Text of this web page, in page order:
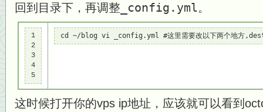
回到目录下，再调整 _config.yml。
1
2
3
4
5
cd ~/blog vi _config.yml #这里需要改以下两个地方
这时候打开你的vps ip地址，应该就可以看到